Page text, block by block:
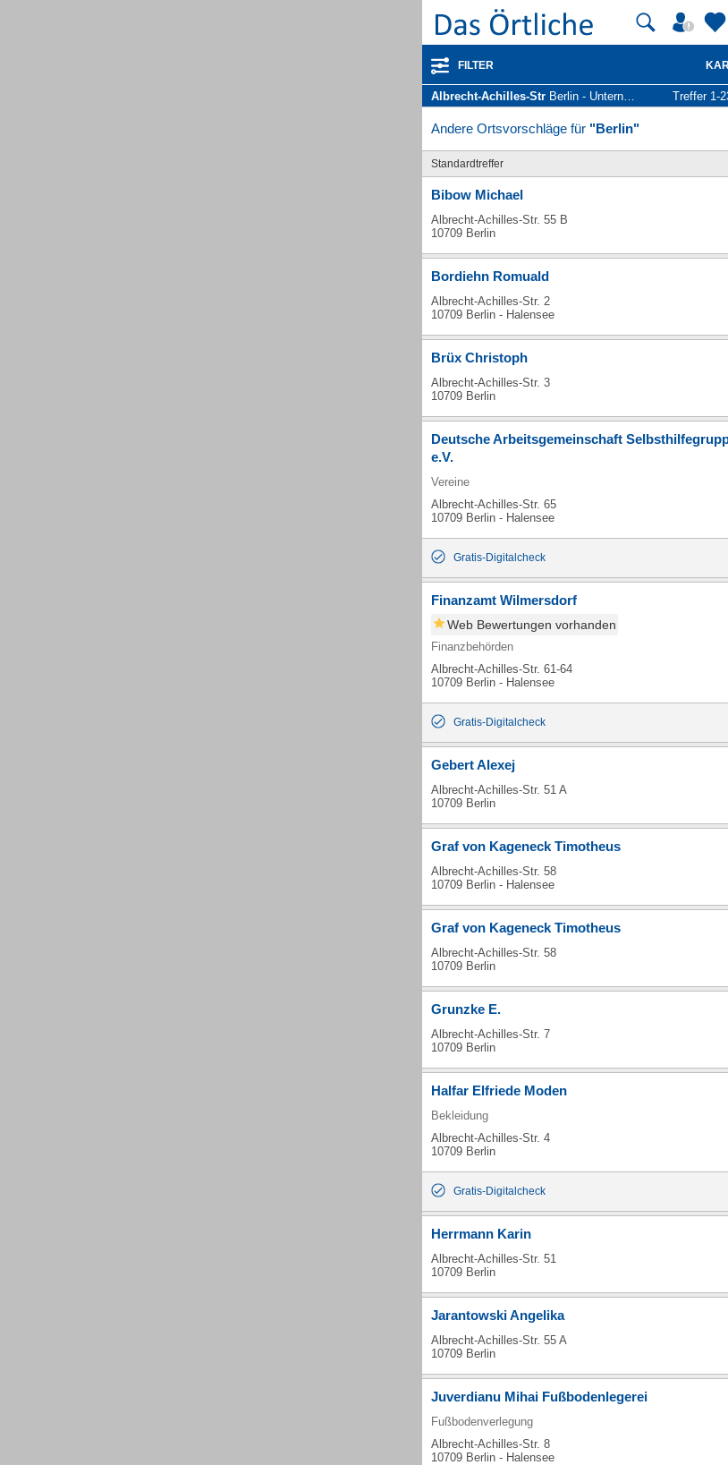
FILTER
Albrecht-Achilles-Str Berlin - Unternehmen und Personen Treffer 1-
Andere Ortsvorschläge für "Berlin"
Standardtreffer
Bibow Michael
Albrecht-Achilles-Str. 55 B
10709 Berlin
Bordiehn Romuald
Albrecht-Achilles-Str. 2
10709 Berlin - Halensee
Brüx Christoph
Albrecht-Achilles-Str. 3
10709 Berlin
Deutsche Arbeitsgemeinschaft
e.V.
Vereine
Albrecht-Achilles-Str. 65
10709 Berlin - Halensee
Gratis-Digitalcheck
Finanzamt Wilmersdorf
Web Bewertungen vorhanden
Finanzbehörden
Albrecht-Achilles-Str. 61-64
10709 Berlin - Halensee
Gratis-Digitalcheck
Gebert Alexej
Albrecht-Achilles-Str. 51 A
10709 Berlin
Graf von Kageneck Timotheus
Albrecht-Achilles-Str. 58
10709 Berlin - Halensee
Graf von Kageneck Timotheus
Albrecht-Achilles-Str. 58
10709 Berlin
Grunzke E.
Albrecht-Achilles-Str. 7
10709 Berlin
Halfar Elfriede Moden
Bekleidung
Albrecht-Achilles-Str. 4
10709 Berlin
Gratis-Digitalcheck
Herrmann Karin
Albrecht-Achilles-Str. 51
10709 Berlin
Jarantowski Angelika
Albrecht-Achilles-Str. 55 A
10709 Berlin
Juverdianu Mihai Fußbodenlegerei
Fußbodenverlegung
Albrecht-Achilles-Str. 8
10709 Berlin - Halensee